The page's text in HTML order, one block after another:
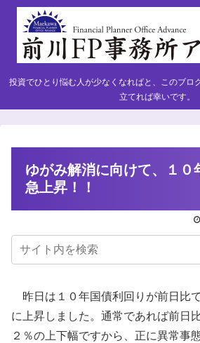
投資でひとり悩む人が少なくなればと、このブロ
立てれば幸いです。
ゆがみ解消に向けて、１０
急上昇！！
昨日は１０年国債利回りが前日比
に上昇しました。通常であれば前日
２％の上下幅ですから、正に異常事